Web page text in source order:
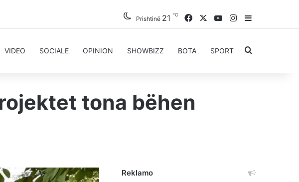
Prishtinë 21 ℃ FacebookYouTubeInstagram
Sidebar
VIDEO SOCIALE OPINION SHOWBIZZ BOTA SPORT Kërkoni
tona bëhen
Reklamo